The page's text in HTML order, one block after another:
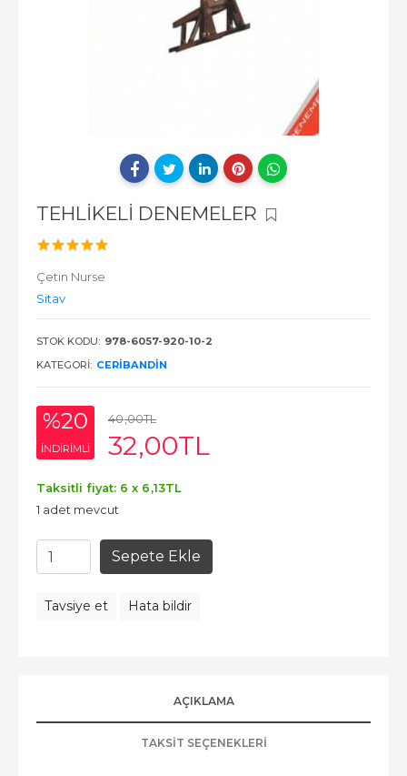
TEHLİKELİ DENEMELER
Çetin Nurse
Sitav
STOK KODU: 978-6057-920-10-2
KATEGORI: CERIBANDIN
%20
INDIRIMLI
40,00TL
32,00TL
Taksitli fiyat: 6 x 6 ,13TL
1 adet mevcut
Sepete Ekle
Tavsiye et Hata bildir
AÇIKLAMA
TAKSIT SEÇENEKLERI